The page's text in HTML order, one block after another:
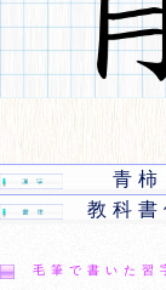
青柿
教科書
毛筆で書いた習